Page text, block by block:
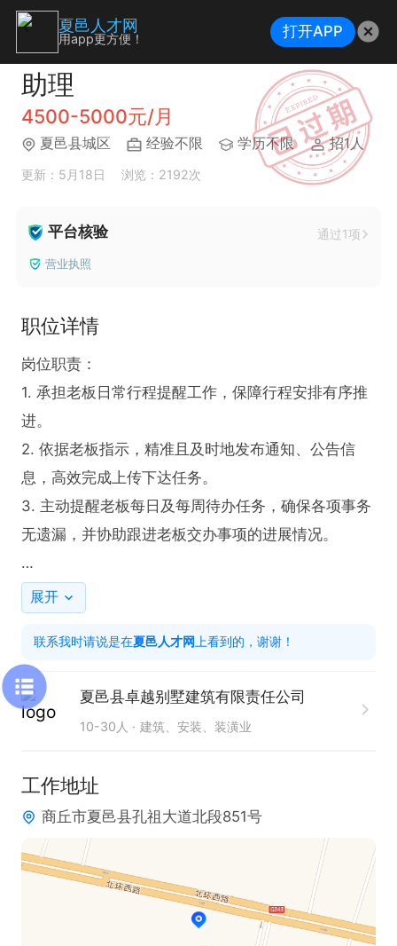
助理
4500-5000元/月
夏邑县城区 经验不限 学历不限 招1人
更新：5月18日 浏览：2192次
平台核验 通过1项
营业执照
职位详情
岗位职责：
1. 承担老板日常行程提醒工作，保障行程安排有序推
进。
2. 依据老板指示，精准且及时地发布通知、公告信
息，高效完成上传下达任务。
3. 主动提醒老板每日及每周待办任务，确保各项事务
无遗漏，并协助跟进老板交办事项的进展情况。
任职要求：
2. 拥有出色的信息传达能力，确保通知、公告准确及
时发布。
3. 需具备较强的任务跟进能力，助力老板交办事项顺
5. 拥有较强的责任心，对待工作认真负责。
6. 具备良好的沟通协调能力，能够与各方有效沟通。
展开
联系我时请说是在夏邑人才网 上看到的，谢谢！
夏邑县卓越别墅建筑有限责任公司
10-30人 建筑、安装、装潢业
工作地址
商丘市夏邑县孔祖大道北段851号
夏邑人才网
用app更方便！ 打开APP